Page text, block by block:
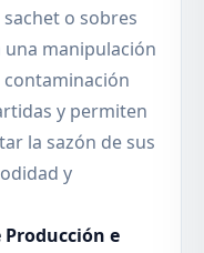
o sobres
una manipulación
contaminación
y permiten
la sazón de sus
y
e